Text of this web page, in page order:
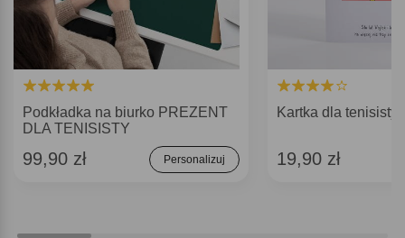
Podkładka na biurko PREZENT
DLA TENISISTY
99,90 zł Personalizuj
Kartka dla tenisisty
19,90 zł